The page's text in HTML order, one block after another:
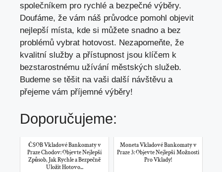
společníkem pro rychlé a bezpečné výběry.
Doufáme, že vám náš průvodce pomohl objevit
nejlepší místa, kde si můžete snadno a bez
problémů vybrat hotovost. Nezapomeňte, že
kvalitní služby a přístupnost jsou klíčem k
bezstarostnému užívání městských služeb.
Budeme se těšit na vaši další návštěvu a
přejeme vám příjemné výběry!
Doporučujeme:
ČSOB Vkladové Bankomaty v
Praze Chodov: Objevte Nejlepší
Způsob, Jak Rychle a Bezpečně
Uložit Hotovo...
Moneta Vkladové Bankomaty v
Praze 3: Objevte Nejlepší Možnosti
Pro Vklady!